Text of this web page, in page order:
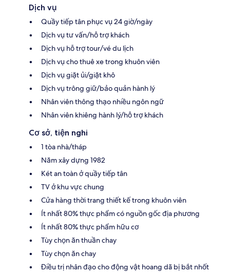
Dịch vụ
Quầy tiếp tân phục vụ 24 giờ/ngày
Dịch vụ tư vấn/hỗ trợ khách
Dịch vụ hỗ trợ tour/vé du lịch
Dịch vụ cho thuê xe trong khuôn viên
Dịch vụ giặt ủi/giặt khô
Dịch vụ trông giữ/bảo quản hành lý
Nhân viên thông thạo nhiều ngôn ngữ
Nhân viên khiêng hành lý/hỗ trợ khách
Cơ sở, tiện nghi
1 tòa nhà/tháp
Năm xây dựng 1982
Két an toàn ở quầy tiếp tân
TV ở khu vực chung
Cửa hàng thời trang thiết kế trong khuôn viên
Ít nhất 80% thực phẩm có nguồn gốc địa phương
Ít nhất 80% thực phẩm hữu cơ
Tùy chọn ăn thuần chay
Tùy chọn ăn chay
Điều trị nhân đạo cho động vật hoang dã bị bắt nhốt